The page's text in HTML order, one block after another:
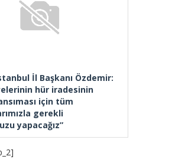
İl Başkanı Özdemir:
hür iradesinin
için tüm
gerekli
yapacağız”